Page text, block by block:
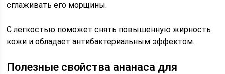
сглаживать его морщины.
С легкостью поможет снять повышенную жирность
кожи и обладает антибактериальным эффектом.
Полезные свойства ананаса для